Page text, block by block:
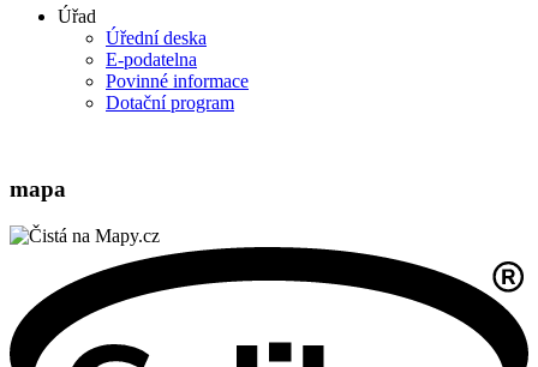
Úřad
Úřední deska
E-podatelna
Povinné informace
Dotační program
mapa